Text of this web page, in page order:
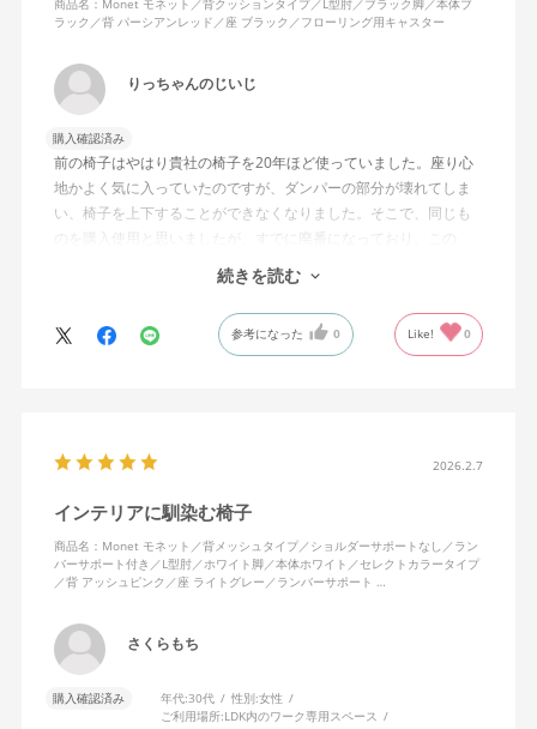
商品名：Monet モネット／背クッションタイプ／L型肘／ブラック脚／本体ブ
ラック／背 パーシアンレッド／座 ブラック／フローリング用キャスター
りっちゃんのじいじ
購入確認済み
前の椅子はやはり貴社の椅子を20年ほど使っていました。座り心
地かよく気に入っていたのですが、ダンパーの部分が壊れてしま
い、椅子を上下することができなくなりました。そこで、同じも
のを購入使用と思いましたが、すでに廃番になっており、この
MonEtを購入しました。やや固めの椅子ですが、使っているうち
になじんでくるのではと思っています。フローリング床で使って
いますが、ややキャスターがよく動きすぎるのが難点でしょう
か。
続きを読む
参考になった 0 Like! 0
2026.2.7
インテリアに馴染む椅子
商品名：Monet モネット／背メッシュタイプ／ショルダーサポートなし／ラン
バーサポート付き／L型肘／ホワイト脚／本体ホワイト／セレクトカラータイプ
／背 アッシュピンク／座 ライトグレー／ランバーサポート …
さくらもち
購入確認済み 年代:30代 性別:女性
ご利用場所:LDK内のワーク専用スペース